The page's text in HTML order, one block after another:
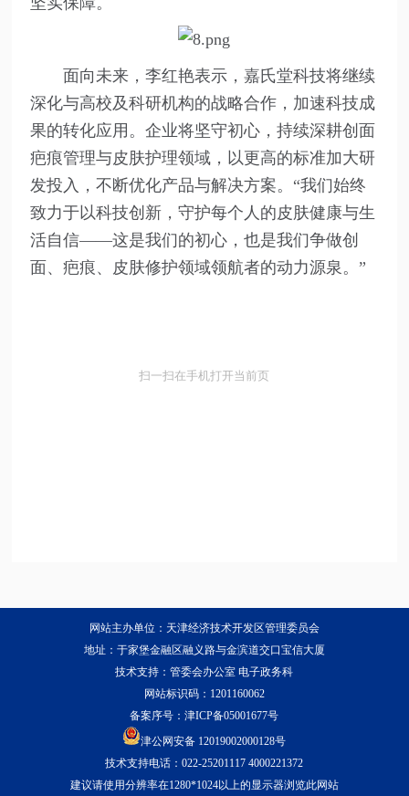
面向未来，李红艳表示，嘉氏堂科技将继续
深化与高校及科研机构的战略合作，加速科技成
果的转化应用。企业将坚守初心，持续深耕创面
疤痕管理与皮肤护理领域，以更高的标准加大研
发投入，不断优化产品与解决方案。“我们始终
致力于以科技创新，守护每个人的皮肤健康与生
活自信——这是我们的初心，也是我们争做创
面、疤痕、皮肤修护领域领航者的动力源泉。”
扫一扫在手机打开当前页
网站主办单位：天津经济技术开发区管理委员会
地址：于家堡金融区融义路与金滨道交口宝信大厦
技术支持：管委会办公室 电子政务科
网站标识码：1201160062
备案序号：津ICP备05001677号
津公网安备 12019002000128号
技术支持电话：022-25201117 4000221372
建议请使用分辨率在1280*1024以上的显示器浏览此网站